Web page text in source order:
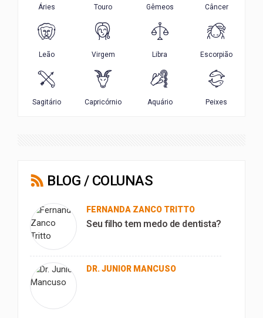
BLOG / COLUNAS
FERNANDA ZANCO TRITTO
Seu filho tem medo de dentista?
DR. JUNIOR MANCUSO